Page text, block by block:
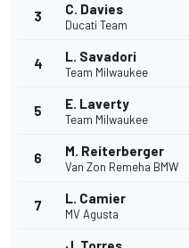
3 C. Davies
Ducati Team
4 L. Savadori
Team Milwaukee
5 E. Laverty
Team Milwaukee
6 M. Reiterberger
Van Zon Remeha BMW
7 L. Camier
MV Agusta